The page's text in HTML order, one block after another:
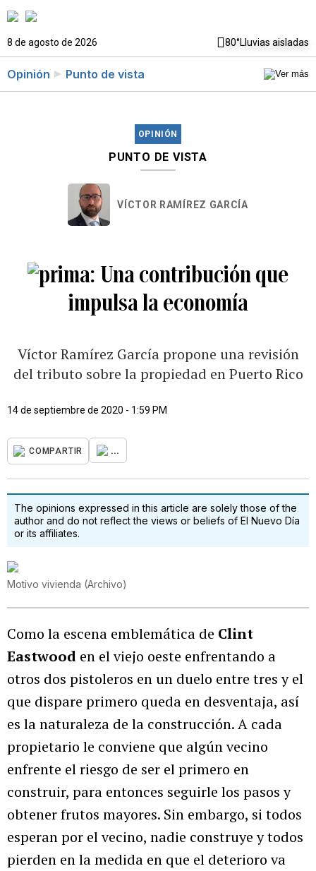
8 de agosto de 2026 80°Lluvias aisladas
Opinión Punto de vista
OPINIÓN
PUNTO DE VISTA
VÍCTOR RAMÍREZ GARCÍA
Una contribución que
impulsa la economía
Víctor Ramírez García propone una revisión
del tributo sobre la propiedad en Puerto Rico
14 de septiembre de 2020 - 1:59 PM
COMPARTIR ...
The opinions expressed in this article are solely those of the
author and do not reflect the views or beliefs of El Nuevo Día
or its affiliates.
Motivo vivienda (Archivo)
Como la escena emblemática de Clint
Eastwood en el viejo oeste enfrentando a
otros dos pistoleros en un duelo entre tres y el
que dispare primero queda en desventaja, así
es la naturaleza de la construcción. A cada
propietario le conviene que algún vecino
enfrente el riesgo de ser el primero en
construir, para entonces seguirle los pasos y
obtener frutos mayores. Sin embargo, si todos
esperan por el vecino, nadie construye y todos
pierden en la medida en que el deterioro va